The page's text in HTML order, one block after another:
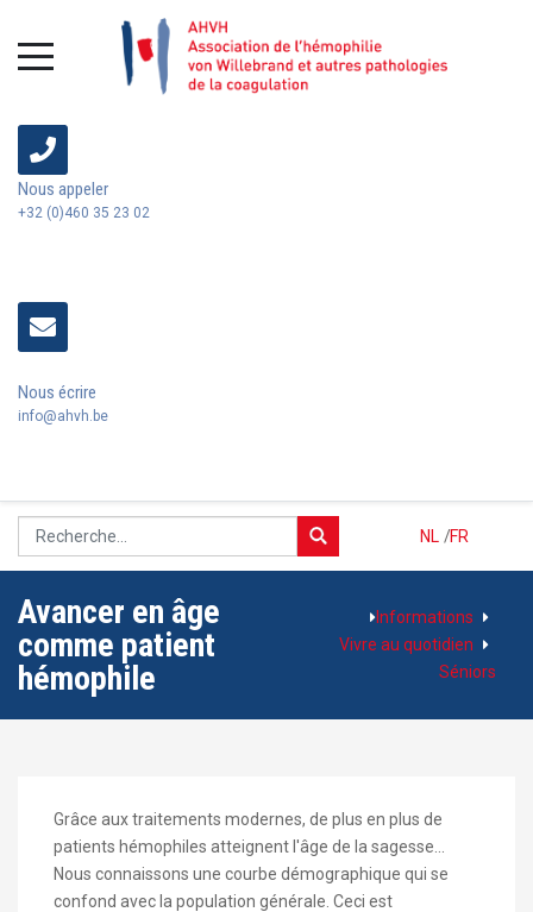
Nous appeler
+32 (0)460 35 23 02
Nous écrire
info@ahvh.be
NL FR
/
Avancer en âge
comme patient
hémophile
Informations
Vivre au quotidien
Séniors
Grâce aux traitements modernes, de plus en plus de
patients hémophiles atteignent l'âge de la sagesse...
Nous connaissons une courbe démographique qui se
confond avec la population générale. Ceci est